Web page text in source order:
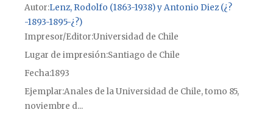
Autor Lenz, Rodolfo (1863-1938) y Antonio Diez (¿?
-1893-1895-¿?)
Impresor/Editor Universidad de Chile
Lugar de impresiónSantiago de Chile
Fecha1893
Ejemplar Anales de la Universidad de Chile, tomo 85,
noviembre d...